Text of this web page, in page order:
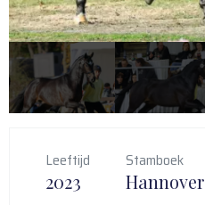
Leeftijd
2023
Stamboek
Hannover